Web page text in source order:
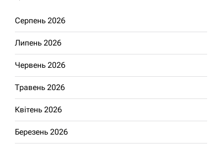
Серпень 2026
Липень 2026
Червень 2026
Травень 2026
Квітень 2026
Березень 2026